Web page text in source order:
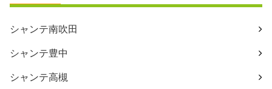
シャンテ南吹田
シャンテ豊中
シャンテ高槻